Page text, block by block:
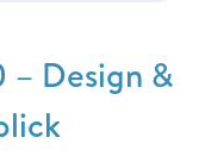
– Design &